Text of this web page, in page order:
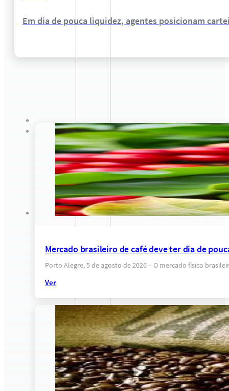
Em dia de pouca liquidez, agentes posicionam
Mercado brasileiro de café deve ter dia de
Porto Alegre, 5 de agosto de 2026 – O mercado físico
Ver